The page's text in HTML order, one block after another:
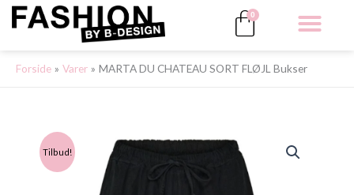
Gå
0
Kurv
Forside Varer MARTA DU CHATEAU SORT FLØJL Bukser
Tilbud!